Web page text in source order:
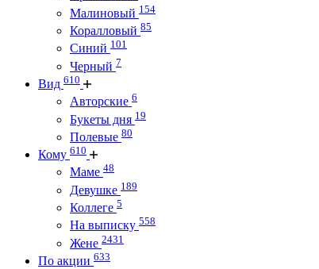
Малиновый 154
Коралловый 85
Синий 101
Черный 7
Вид 610
Авторские 6
Букеты дня 19
Полевые 80
Кому 610
Маме 48
Девушке 189
Коллеге 5
На выписку 558
Жене 2431
По акции 633